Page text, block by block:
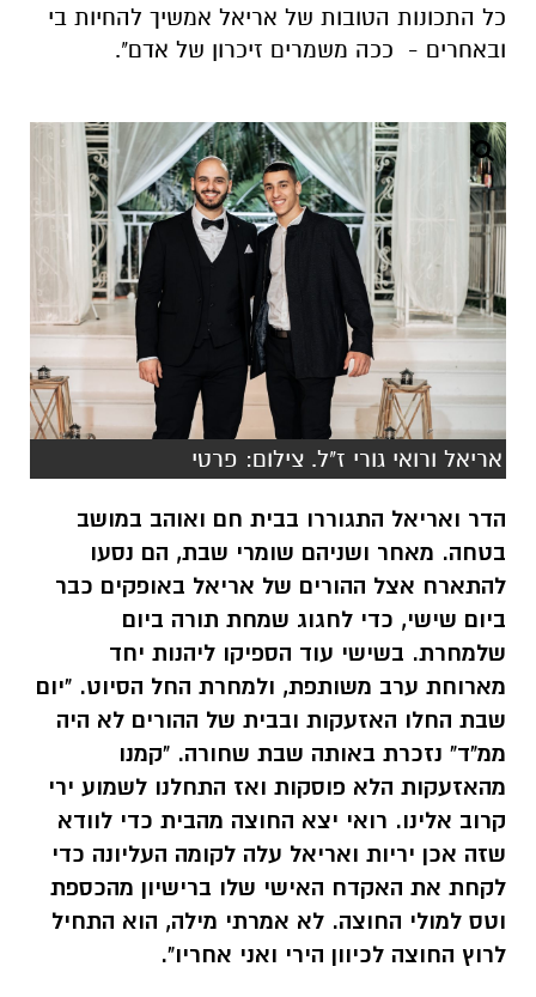
כל התכונות הטובות של אריאל אמשיך להחיות בי
ובאחרים - ככה משמרים זיכרון של אדם".
אריאל ורואי גורי ז"ל. צילום: פרטי
הדר ואריאל התגוררו בבית חם ואוהב במושב
בטחה. מאחר ושניהם שומרי שבת, הם נסעו
להתארח אצל ההורים של אריאל באופקים כבר
ביום שישי, כדי לחגוג שמחת תורה ביום
שלמחרת. בשישי עוד הספיקו ליהנות יחד
מארוחת ערב משותפת, ולמחרת החל הסיוט. "יום
שבת החלו האזעקות ובבית של ההורים לא היה
ממ"ד" נזכרת באותה שבת שחורה. "קמנו
מהאזעקות הלא פוסקות ואז התחלנו לשמוע ירי
קרוב אלינו. רואי יצא החוצה מהבית כדי לוודא
שזה אכן יריות ואריאל עלה לקומה העליונה כדי
לקחת את האקדח האישי שלו ברישיון מהכספת
וטס למולי החוצה. לא אמרתי מילה, הוא התחיל
לרוץ החוצה לכיוון הירי ואני אחריו".